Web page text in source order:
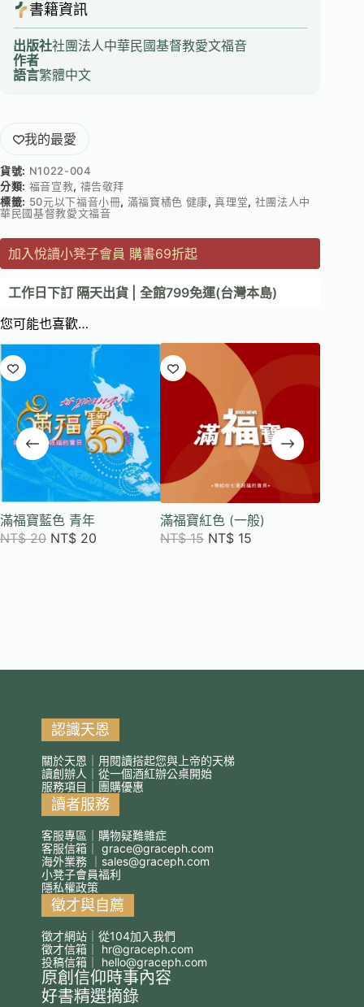
書籍資訊
出版社社團法人中華民國基督教愛文福音
作者
語言繁體中文
我的最愛
貨號: N1022-004
分類: 福音宣教, 禱告敬拜
標籤: 50元以下福音小冊, 滿福寶橘色 健康,真理堂, 社團法人中
華民國基督教愛文福音
加入悅讀小凳子會員 購書69折起
工作日下訂 隔天出貨 | 全館799免運(台灣本島)
您可能也喜歡…
滿福寶藍色 青年
NT$20 NT$ 20
滿福寶紅色 (一般)
NT$15 NT$ 15
認識天恩
關於天恩｜用閱讀搭起您與上帝的天梯
讀創辦人｜從一個酒紅辦公桌開始
服務項目｜團購優惠
讀者服務
客服專區｜購物疑難雜症
客服信箱｜ grace@graceph.com
海外業務 ｜ sales@graceph.com
小凳子會員福利
隱私權政策
徵才與自薦
徵才網站｜從104加入我們
徵才信箱｜ hr@graceph.com
投稿信箱｜ hello@graceph.com
原創信仰時事內容
好書精選摘錄